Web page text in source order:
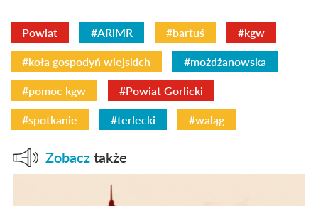
Powiat #ARiMR #bartuś #kgw
#koła gospodyń wiejskich #możdżanowska
#pomoc kgw #Powiat Gorlicki
#spotkanie #terlecki #waląg
Zobacz także